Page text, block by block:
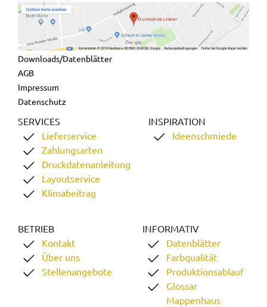
Downloads/Datenblätter
AGB
Impressum
Datenschutz
SERVICES
Lieferservice
Zahlungsarten
Druckdatenanleitung
Layoutservice
Klimabeitrag
INSPIRATION
Ideenschmiede
BETRIEB
Kontakt
Über uns
Stellenangebote
INFORMATIV
Datenblätter
Farbqualität
Produktionsablauf
Glossar
Mappenhaus